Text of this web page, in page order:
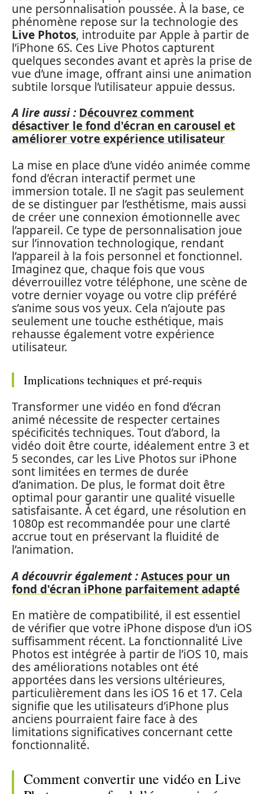
une personnalisation poussée. À la base, ce
phénomène repose sur la technologie des
Live Photos, introduite par Apple à partir de
l’iPhone 6S. Ces Live Photos capturent
quelques secondes avant et après la prise de
vue d’une image, offrant ainsi une animation
subtile lorsque l’utilisateur appuie dessus.
A lire aussi : Découvrez comment
désactiver le fond d'écran en carousel et
améliorer votre expérience utilisateur
La mise en place d’une vidéo animée comme
fond d’écran interactif permet une
immersion totale. Il ne s’agit pas seulement
de se distinguer par l’esthétisme, mais aussi
de créer une connexion émotionnelle avec
l’appareil. Ce type de personnalisation joue
sur l’innovation technologique, rendant
l’appareil à la fois personnel et fonctionnel.
Imaginez que, chaque fois que vous
déverrouillez votre téléphone, une scène de
votre dernier voyage ou votre clip préféré
s’anime sous vos yeux. Cela n’ajoute pas
seulement une touche esthétique, mais
rehausse également votre expérience
utilisateur.
Implications techniques et pré-requis
Transformer une vidéo en fond d’écran
animé nécessite de respecter certaines
spécificités techniques. Tout d’abord, la
vidéo doit être courte, idéalement entre 3 et
5 secondes, car les Live Photos sur iPhone
sont limitées en termes de durée
d’animation. De plus, le format doit être
optimal pour garantir une qualité visuelle
satisfaisante. À cet égard, une résolution en
1080p est recommandée pour une clarté
accrue tout en préservant la fluidité de
l’animation.
A découvrir également :Astuces pour un
fond d'écran iPhone parfaitement adapté
En matière de compatibilité, il est essentiel
de vérifier que votre iPhone dispose d’un iOS
suffisamment récent. La fonctionnalité Live
Photos est intégrée à partir de l’iOS 10, mais
des améliorations notables ont été
apportées dans les versions ultérieures,
particulièrement dans les iOS 16 et 17. Cela
signifie que les utilisateurs d’iPhone plus
anciens pourraient faire face à des
limitations significatives concernant cette
fonctionnalité.
Comment convertir une vidéo en Live